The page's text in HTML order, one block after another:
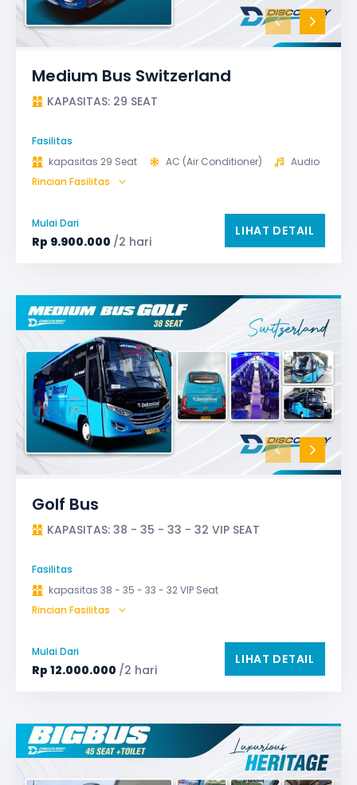
Medium Bus Switzerland
KAPASITAS: 29 SEAT
Fasilitas
kapasitas 29 Seat
AC (Air Conditioner)
Audio
Bagasi
GPS
Safety Tools (P3K, Windows Breaker, dll)
Rincian Fasilitas
Mulai Dari
Rp 9.900.000 /2 hari
LIHAT DETAIL
Golf Bus
KAPASITAS: 38 - 35 - 33 - 32 VIP SEAT
Fasilitas
kapasitas 38 - 35 - 33 - 32 VIP Seat
AC (Air Conditioner)
Microphone untuk karaoke
Reclining Seat
Rincian Fasilitas
Mulai Dari
Rp 12.000.000 /2 hari
LIHAT DETAIL